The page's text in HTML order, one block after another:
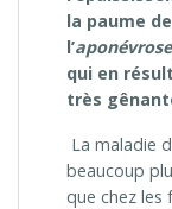
la paume
l’
qui en
très
La maladie
beaucoup
que chez les